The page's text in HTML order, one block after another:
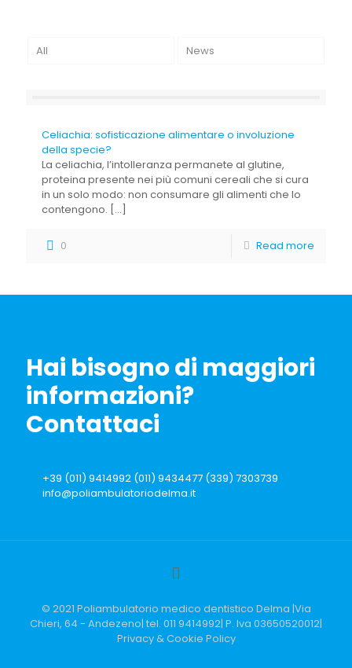
All News
Celiachia: sofisticazione alimentare o involuzione
della specie?
La celiachia, l’intolleranza permanete al glutine,
proteina presente nei più comuni cereali che si cura
in un solo modo: non consumare gli alimenti che lo
contengono. […]
0 Read more
Hai bisogno di maggiori
informazioni?
Contattaci
+39 (011) 9414992 (011) 9434477 (339) 7303739
info@poliambulatoriodelma.it
© 2021 Poliambulatorio medico dentistico Delma |Via
Chieri, 64 - Andezeno| tel. 011 9414992| P. Iva 03650520012|
Privacy & Cookie Policy